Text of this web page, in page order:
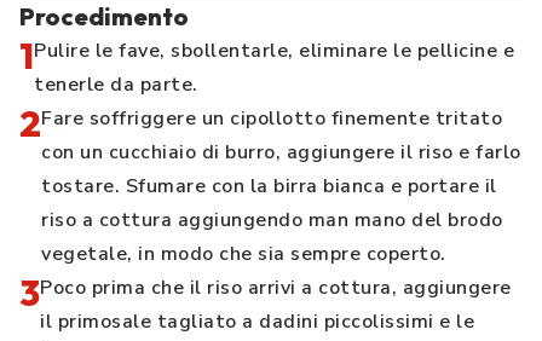
Procedimento
1Pulire le fave, sbollentarle, eliminare le pellicine e
tenerle da parte.
2Fare soffriggere un cipollotto finemente tritato
con un cucchiaio di burro, aggiungere il riso e farlo
tostare. Sfumare con la birra bianca e portare il
riso a cottura aggiungendo man mano del brodo
vegetale, in modo che sia sempre coperto.
3Poco prima che il riso arrivi a cottura, aggiungere
il primosale tagliato a dadini piccolissimi e le